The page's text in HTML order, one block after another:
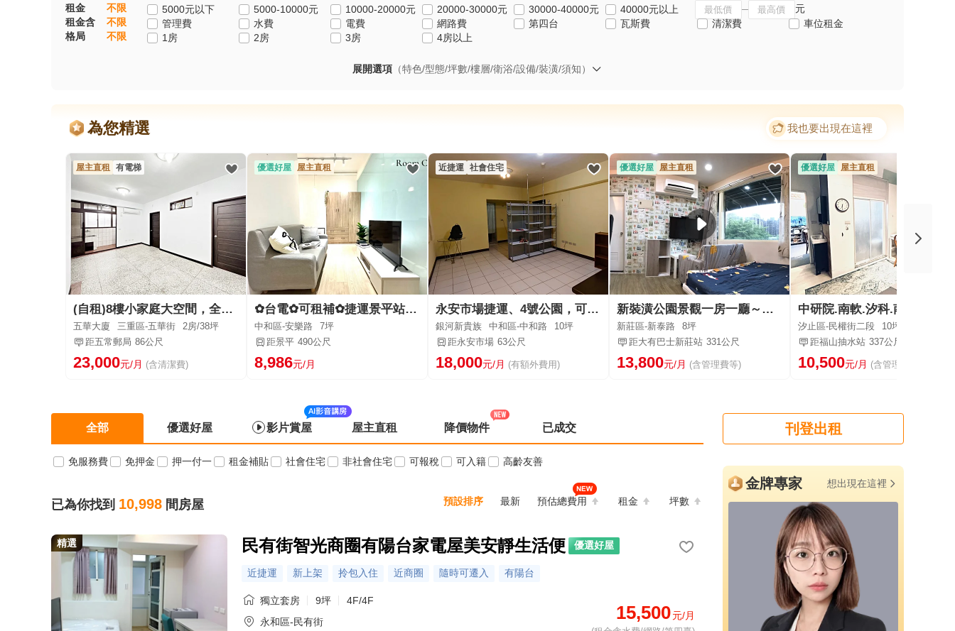
租金
不限 5000元以下 5000-10000元 10000-20000元 20000-30000元 30000-40000元 40000元以上
元
租金含
不限 管理費 水費 電費 網路費 第四台 瓦斯費 清潔費
車位租金
格局
不限 1房 2房 3房 4房以上
展開選項 （特色/型態/坪數/樓層/衛浴/設備/裝潢/須知）
為您精選 我也要出現在這裡
屋主直租 有電梯
(自租)8樓小家庭大空間，全新裝潢，
五華大廈 三重區-五華街 2房/38坪
距五常郵局 86公尺
23,000元/月 (含清潔費)
優選好屋 屋主直租
✿台電✿可租補✿捷運景平站✿獨立洗衣機✿智光工商✿
中和區-安樂路
7坪
距景平 490公尺
8,986元/月
近捷運 社會住宅
永安市場捷運、4號公園，可炊，住、辦(個人工作室)皆宜
銀河新貴族 中和區-中和路
10坪
距永安市場 63公尺
18,000元/月 (有額外費用)
優選好屋 屋主直租
新裝潢公園景觀一房一廳～副都心中平燦坤
新莊區-新泰路
8坪
距大有巴士新莊站 331公尺
13,800元/月 (含管理費等)
優選好屋 屋主直租
汐止區-民權街二段
10坪
距福山抽水站 337公尺
10,500元/月 (含管理費等)
全部 優選好屋 影片賞屋 屋主直租 降價物件 已成交
免服務費 免押金 押一付一 租金補貼 社會住宅 非社會住宅 可報稅 可入籍 高齡友善
已為你找到 10,998 間房屋 預設排序 最新 預估總費用 租金 坪數
精選 民有街智光商圈有陽台家電屋美安靜生活便 優選好屋
近捷運 新上架 拎包入住 近商圈 隨時可遷入 有陽台
獨立套房 9坪
4F/4F
永和區-民有街
15,500元/月
刊登出租
金牌專家 想出現在這裡